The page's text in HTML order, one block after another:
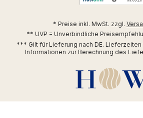
* Preise inkl. MwSt. zzgl.
** UVP = Unverbindliche
*** Gilt für Lieferung nach DE.
Informationen zur Berechnung des